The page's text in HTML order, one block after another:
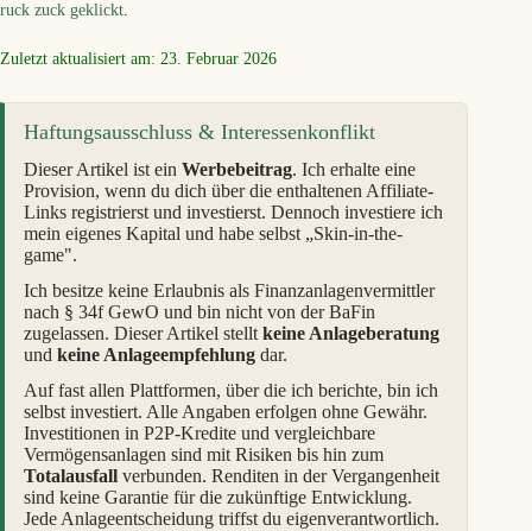
ruck zuck geklickt.
Zuletzt aktualisiert am: 23. Februar 2026
Haftungsausschluss & Interessenkonflikt
Dieser Artikel ist ein Werbebeitrag. Ich erhalte eine
Provision, wenn du dich über die enthaltenen Affiliate-
Links registrierst und investierst. Dennoch investiere ich
mein eigenes Kapital und habe selbst „Skin-in-the-
game".
Ich besitze keine Erlaubnis als Finanzanlagenvermittler
nach § 34f GewO und bin nicht von der BaFin
zugelassen. Dieser Artikel stellt keine Anlageberatung
und keine Anlageempfehlung dar.
Auf fast allen Plattformen, über die ich berichte, bin ich
selbst investiert. Alle Angaben erfolgen ohne Gewähr.
Investitionen in P2P-Kredite und vergleichbare
Vermögensanlagen sind mit Risiken bis hin zum
Totalausfall verbunden. Renditen in der Vergangenheit
sind keine Garantie für die zukünftige Entwicklung.
Jede Anlageentscheidung triffst du eigenverantwortlich.